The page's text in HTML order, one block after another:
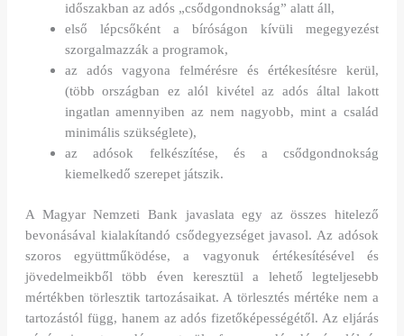
időszakban az adós „csődgondnokság” alatt áll,
első lépcsőként a bíróságon kívüli megegyezést
szorgalmazzák a programok,
az adós vagyona felmérésre és értékesítésre kerül,
(több országban ez alól kivétel az adós által lakott
ingatlan amennyiben az nem nagyobb, mint a család
minimális szükséglete),
az adósok felkészítése, és a csődgondnokság
kiemelkedő szerepet játszik.
A Magyar Nemzeti Bank javaslata egy az összes hitelező
bevonásával kialakítandó csődegyezséget javasol. Az adósok
szoros együttműködése, a vagyonuk értékesítésével és
jövedelmeikből több éven keresztül a lehető legteljesebb
mértékben törlesztik tartozásaikat. A törlesztés mértéke nem a
tartozástól függ, hanem az adós fizetőképességétől. Az eljárás